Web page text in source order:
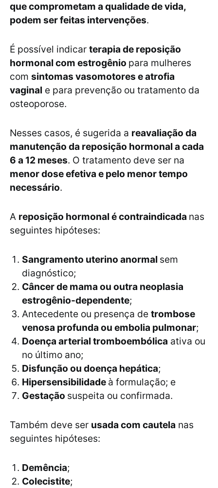
que comprometam a qualidade de vida,
podem ser feitas intervenções.
É possível indicar terapia de reposição
hormonal com estrogênio para mulheres
com sintomas vasomotores e atrofia
vaginal e para prevenção ou tratamento da
osteoporose.
Nesses casos, é sugerida a reavaliação da
manutenção da reposição hormonal a cada
6 a 12 meses. O tratamento deve ser na
menor dose efetiva e pelo menor tempo
necessário.
A reposição hormonal é contraindicada nas
seguintes hipóteses:
Sangramento uterino anormal sem
diagnóstico;
Câncer de mama ou outra neoplasia
estrogênio-dependente;
Antecedente ou presença de trombose
venosa profunda ou embolia pulmonar;
Doença arterial tromboembólica ativa ou
no último ano;
Disfunção ou doença hepática;
Hipersensibilidade à formulação; e
Gestação suspeita ou confirmada.
Também deve ser usada com cautela nas
seguintes hipóteses:
Demência;
Colecistite;